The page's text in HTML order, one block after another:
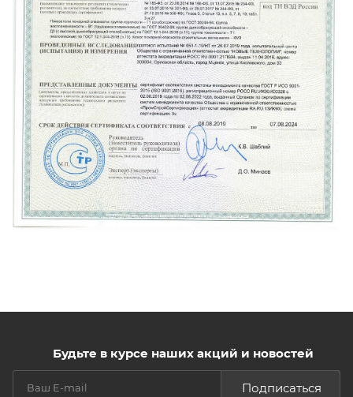
Будьте в курсе наших акций и новостей
Подписаться